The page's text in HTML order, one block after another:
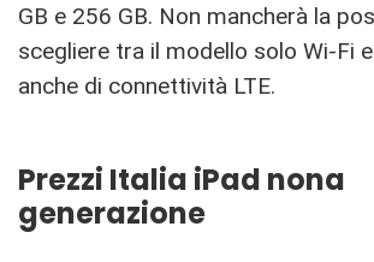
GB e 256 GB. Non mancherà la
scegliere tra il modello solo Wi-Fi
anche di connettività LTE.
Prezzi Italia iPad nona
generazione